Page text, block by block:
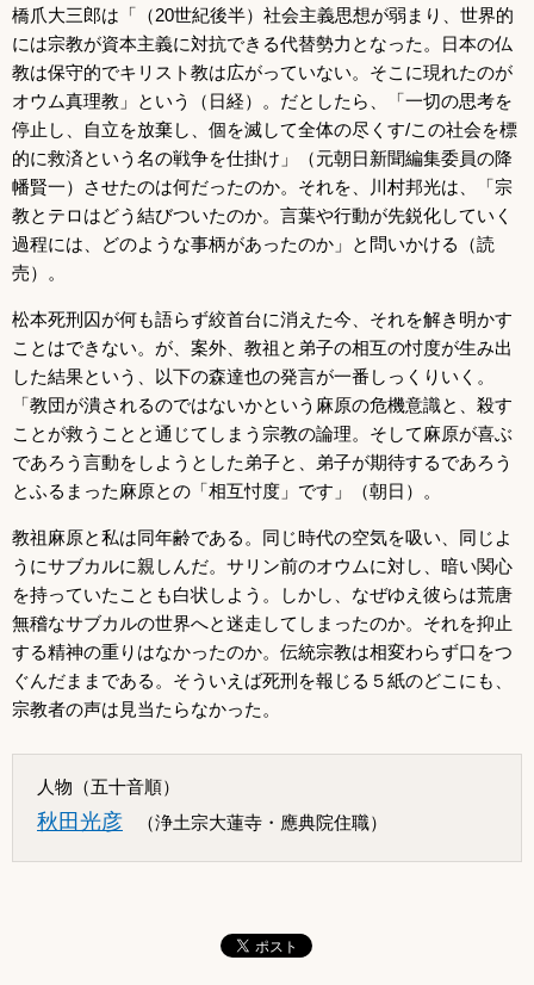
橋爪大三郎は「（20世紀後半）社会主義思想が弱まり、世界的
には宗教が資本主義に対抗できる代替勢力となった。日本の仏
教は保守的でキリスト教は広がっていない。そこに現れたのが
オウム真理教」という（日経）。だとしたら、「一切の思考を
停止し、自立を放棄し、個を滅して全体の尽くす/この社会を標
的に救済という名の戦争を仕掛け」（元朝日新聞編集委員の降
幡賢一）させたのは何だったのか。それを、川村邦光は、「宗
教とテロはどう結びついたのか。言葉や行動が先鋭化していく
過程には、どのような事柄があったのか」と問いかける（読
売）。
松本死刑囚が何も語らず絞首台に消えた今、それを解き明かす
ことはできない。が、案外、教祖と弟子の相互の忖度が生み出
した結果という、以下の森達也の発言が一番しっくりいく。
「教団が潰されるのではないかという麻原の危機意識と、殺す
ことが救うことと通じてしまう宗教の論理。そして麻原が喜ぶ
であろう言動をしようとした弟子と、弟子が期待するであろう
とふるまった麻原との「相互忖度」です」（朝日）。
教祖麻原と私は同年齢である。同じ時代の空気を吸い、同じよ
うにサブカルに親しんだ。サリン前のオウムに対し、暗い関心
を持っていたことも白状しよう。しかし、なぜゆえ彼らは荒唐
無稽なサブカルの世界へと迷走してしまったのか。それを抑止
する精神の重りはなかったのか。伝統宗教は相変わらず口をつ
ぐんだままである。そういえば死刑を報じる５紙のどこにも、
宗教者の声は見当たらなかった。
人物（五十音順）
秋田光彦 （浄土宗大蓮寺・應典院住職）